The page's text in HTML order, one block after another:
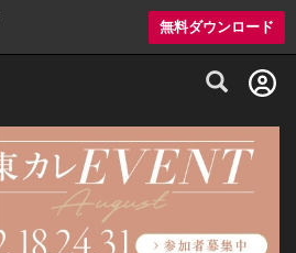
無料ダウンロード
グルメ情報・プレミアムレストラン予約